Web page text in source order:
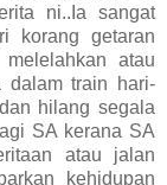
ni..Ia sangat
korang getaran
atau
dalam train hari-
hilang segala
SA kerana SA
atau jalan
kehidupan